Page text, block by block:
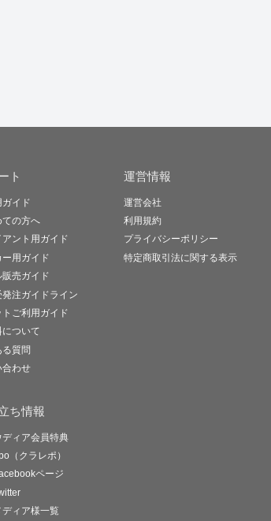
ト
ガイド
ての方へ
アント用ガイド
ー用ガイド
販売ガイド
発注ガイドライン
トご利用ガイド
ついて
る質問
合わせ
ち情報
ディア会員特典
（クラレポ）
ページ
ディア様一覧
運営情報
運営会社
利用規約
プライバシーポリシー
特定商取引法に関する表示